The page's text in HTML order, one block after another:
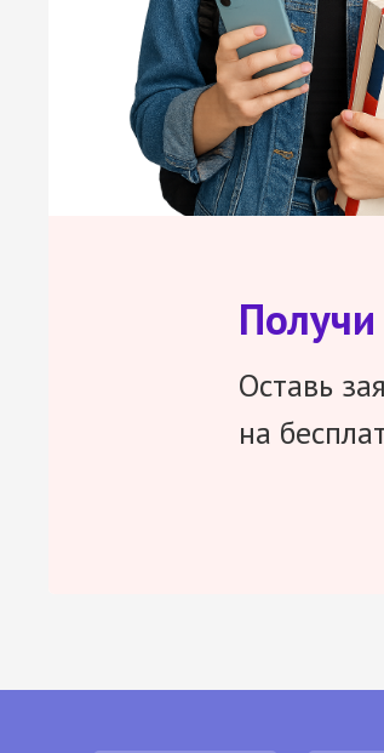
Оставь
на